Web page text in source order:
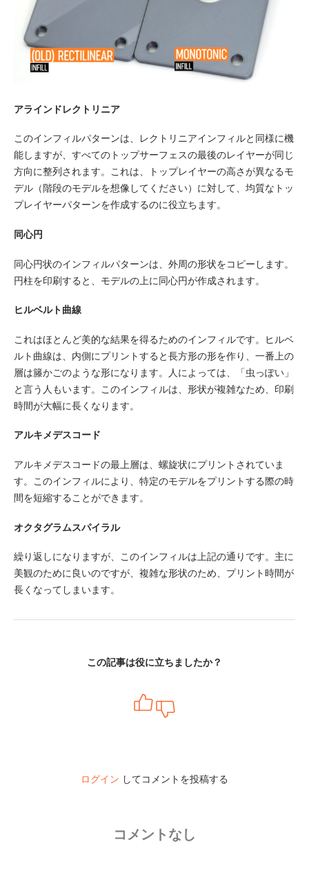
アラインドレクトリニア
このインフィルパターンは、レクトリニアインフィルと同様に機
能しますが、すべてのトップサーフェスの最後のレイヤーが同じ
方向に整列されます。これは、トップレイヤーの高さが異なるモ
デル（階段のモデルを想像してください）に対して、均質なトッ
プレイヤーパターンを作成するのに役立ちます。
同心円
同心円状のインフィルパターンは、外周の形状をコピーします。
円柱を印刷すると、モデルの上に同心円が作成されます。
ヒルベルト曲線
これはほとんど美的な結果を得るためのインフィルです。ヒルベ
ルト曲線は、内側にプリントすると長方形の形を作り、一番上の
層は籐かごのような形になります。人によっては、「虫っぽい」
と言う人もいます。このインフィルは、形状が複雑なため、印刷
時間が大幅に長くなります。
アルキメデスコード
アルキメデスコードの最上層は、螺旋状にプリントされていま
す。このインフィルにより、特定のモデルをプリントする際の時
間を短縮することができます。
オクタグラムスパイラル
繰り返しになりますが、このインフィルは上記の通りです。主に
美観のために良いのですが、複雑な形状のため、プリント時間が
長くなってしまいます。
この記事は役に立ちましたか？
ログイン してコメントを投稿する
コメントなし